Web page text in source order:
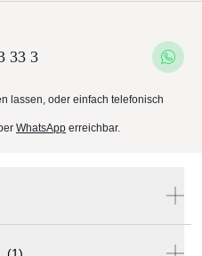
33 3
lassen, oder einfach telefonisch
WhatsApp erreichbar.
(1)